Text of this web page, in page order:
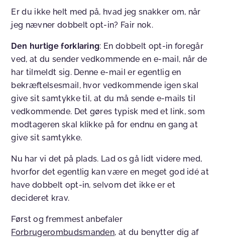
Er du ikke helt med på, hvad jeg snakker om, når
jeg nævner dobbelt opt-in? Fair nok.
Den hurtige forklaring: En dobbelt opt-in foregår
ved, at du sender vedkommende en e-mail, når de
har tilmeldt sig. Denne e-mail er egentlig en
bekræftelsesmail, hvor vedkommende igen skal
give sit samtykke til, at du må sende e-mails til
vedkommende. Det gøres typisk med et link, som
modtageren skal klikke på for endnu en gang at
give sit samtykke.
Nu har vi det på plads. Lad os gå lidt videre med,
hvorfor det egentlig kan være en meget god idé at
have dobbelt opt-in, selvom det ikke er et
decideret krav.
Først og fremmest anbefaler
Forbrugerombudsmanden, at du benytter dig af